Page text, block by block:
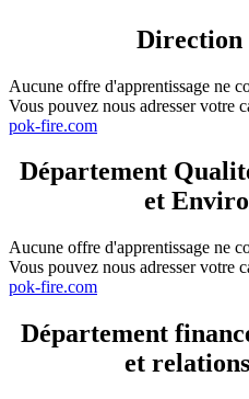
Direction
Aucune offre d'apprentissage ne
Vous pouvez nous adresser votre
pok-fire.com
Département
et
Aucune offre d'apprentissage ne
Vous pouvez nous adresser votre
pok-fire.com
Département
et